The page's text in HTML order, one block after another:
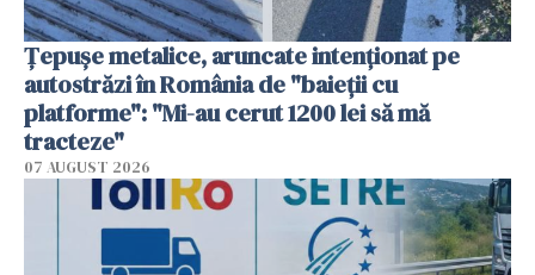
Țepușe metalice, aruncate intenționat pe
autostrăzi în România de "baieții cu
platforme": "Mi-au cerut 1200 lei să mă
tracteze"
07 AUGUST 2026